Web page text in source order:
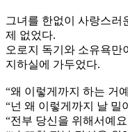
그녀를 한없이 사랑스러
제 없었다.
오로지 독기와 소유욕만
지하실에 가두었다.
“왜 이렇게까지 하는 거
“넌 왜 이렇게까지 날 밀
“전부 당신을 위해서예요